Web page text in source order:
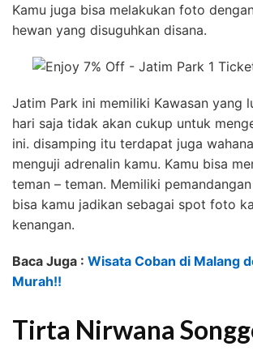
Kamu juga bisa melakukan foto
hewan yang disuguhkan disana.
Jatim Park ini memiliki Kawasan yang
hari saja tidak akan cukup untuk
ini. disamping itu terdapat juga
menguji adrenalin kamu. Kamu bisa
teman – teman. Memiliki
bisa kamu jadikan sebagai spot foto
kenangan.
Baca Juga : Wisata Coban di Malang
Murah!!
Tirta Nirwana